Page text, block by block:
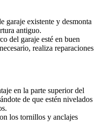
garaje existente y desmonta
antiguo.
del garaje esté en buen
realiza reparaciones
en la parte superior del
de que estén nivelados
los tornillos y anclajes